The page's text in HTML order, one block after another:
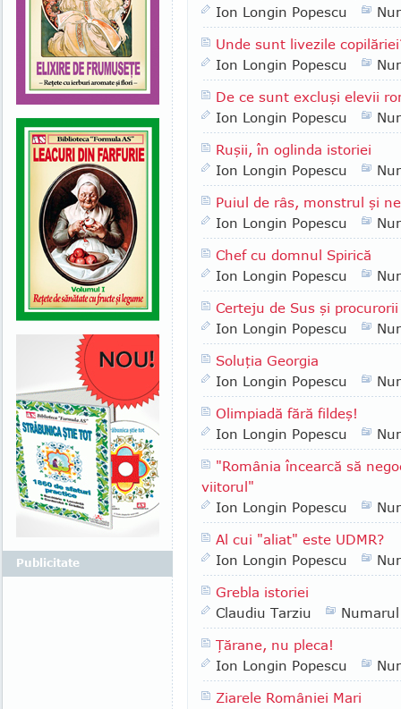
Ion Longin Popescu
Unde sunt livezile
Ion Longin Popescu
De ce sunt excluşi elevii
Ion Longin Popescu
Ruşii, în oglinda istoriei
Ion Longin Popescu
Puiul de râs, monstrul şi
Ion Longin Popescu
Chef cu domnul Spirică
Ion Longin Popescu
Certeju de Sus şi procurorii
Ion Longin Popescu
Soluţia Georgia
Ion Longin Popescu
Olimpiadă fără fildeş!
Ion Longin Popescu
"România încearcă să
viitorul"
Ion Longin Popescu
Al cui "aliat" este UDMR?
Ion Longin Popescu
Grebla istoriei
Claudiu Tarziu
Ţărane, nu pleca!
Ion Longin Popescu
Ziarele României Mari
Publicitate